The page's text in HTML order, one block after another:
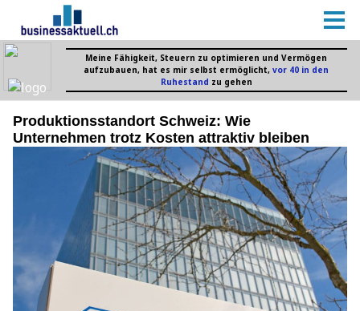
Produktionsstandort Schweiz: Wie
Unternehmen trotz Kosten attraktiv bleiben